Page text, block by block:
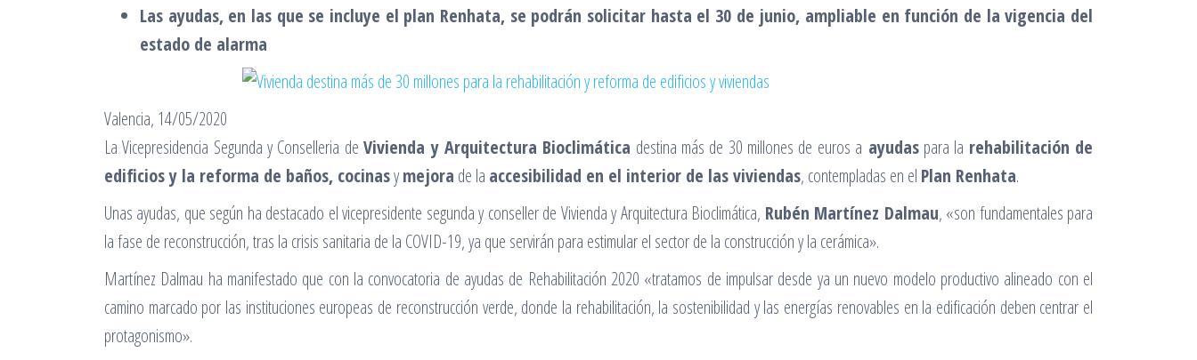
Las ayudas, en las que se incluye el plan Renhata, se podrán solicitar hasta el 30 de junio, ampliable en función de la vigencia del
estado de alarma
Valencia, 14/05/2020
La Vicepresidencia Segunda y Conselleria deVivienda y Arquitectura Bioclimática destina más de 30 millones de euros a ayudaspara la rehabilitación de
edificios y la reforma de baños, cocinasymejora de la accesibilidad en el interior de las viviendas, contempladas en el Plan Renhata.
Unas ayudas, que según ha destacado el vicepresidente segunda y conseller de Vivienda y Arquitectura Bioclimática, Rubén Martínez Dalmau, «son fundamentales para
la fase de reconstrucción, tras la crisis sanitaria de la COVID-19, ya que servirán para estimular el sector de la construcción y la cerámica».
Martínez Dalmau ha manifestado que con la convocatoria de ayudas de Rehabilitación 2020 «tratamos de impulsar desde ya un nuevo modelo productivo alineado con el
camino marcado por las instituciones europeas de reconstrucción verde, donde la rehabilitación, la sostenibilidad y las energías renovables en la edificación deben centrar el
protagonismo».